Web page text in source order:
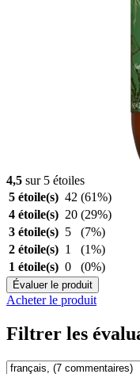
4,5 sur 5 étoiles
5 étoile(s) 42 (61%)
4 étoile(s) 20 (29%)
3 étoile(s) 5
(7%)
2 étoile(s) 1
(1%)
1 étoile(s) 0 (0%)
Évaluer le produit
Acheter le produit
Filtrer les